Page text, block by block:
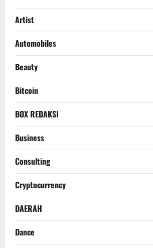
Artist
Automobiles
Beauty
Bitcoin
BOX REDAKSI
Business
Consulting
Cryptocurrency
DAERAH
Dance